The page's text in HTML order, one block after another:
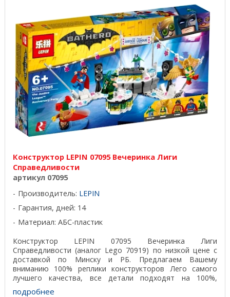
Конструктор LEPIN 07095 Вечеринка Лиги
Справедливости
артикул 07095
Производитель: LEPIN
Гарантия, дней: 14
Материал: АБС-пластик
Конструктор LEPIN 07095 Вечеринка Лиги
Справедливости (аналог Lego 70919) по низкой цене с
доставкой по Минску и РБ. Предлагаем Вашему
вниманию 100% реплики конструкторов Лего самого
лучшего качества, все детали подходят на 100%,
отличный пластик, ...
подробнее